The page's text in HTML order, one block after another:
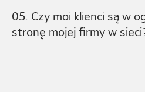
05. Czy moi klienci są w
stronę mojej firmy w